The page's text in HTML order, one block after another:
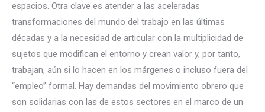
espacios. Otra clave es atender a las aceleradas
transformaciones del mundo del trabajo en las últimas
décadas y a la necesidad de articular con la multiplicidad de
sujetos que modifican el entorno y crean valor y, por tanto,
trabajan, aún si lo hacen en los márgenes o incluso fuera del
“empleo” formal. Hay demandas del movimiento obrero que
son solidarias con las de estos sectores en el marco de un